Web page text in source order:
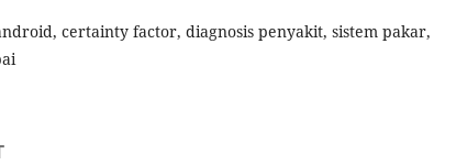
certainty factor, diagnosis penyakit, sistem pakar,